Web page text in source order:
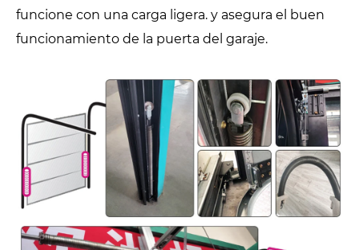
funcione con una carga ligera. y asegura el buen
funcionamiento de la puerta del garaje.